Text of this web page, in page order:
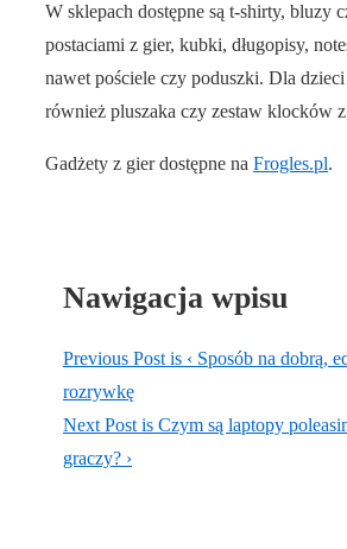
W sklepach dostępne są t-shirty, bluzy
postaciami z gier, kubki, długopisy,
nawet pościele czy poduszki. Dla
również pluszaka czy zestaw klocków
Gadżety z gier dostępne na Frogles.pl.
Nawigacja wpisu
Previous Post is ‹ Sposób na dobrą,
rozrywkę
Next Post is Czym są laptopy
graczy? ›